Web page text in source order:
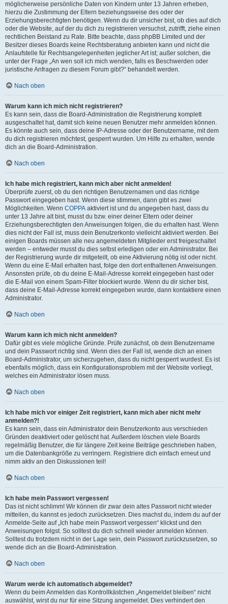
möglicherweise persönliche Daten von Kindern unter 13 Jahren erheben,
hierzu die Zustimmung der Eltern beziehungsweise des oder der
Erziehungsberechtigten benötigen. Wenn du dir unsicher bist, ob dies auf dich
oder die Website, auf der du dich zu registrieren versuchst, zutrifft, ziehe einen
rechtlichen Beistand zu Rate. Bitte beachte, dass phpBB Limited und der
Besitzer dieses Boards keine Rechtsberatung anbieten kann und nicht die
Anlaufstelle für Rechtsangelegenheiten jeglicher Art ist; außer solchen, die
unter der Frage „An wen soll ich mich wenden, falls es Beschwerden oder
juristische Anfragen zu diesem Forum gibt?“ behandelt werden.
Nach oben
Warum kann ich mich nicht registrieren?
Es kann sein, dass die Board-Administration die Registrierung komplett
ausgeschaltet hat, damit sich keine neuen Benutzer mehr anmelden können.
Es könnte auch sein, dass deine IP-Adresse oder der Benutzername, mit dem
du dich registrieren möchtest, gesperrt wurden. Um Hilfe zu erhalten, wende
dich an die Board-Administration.
Nach oben
Ich habe mich registriert, kann mich aber nicht anmelden!
Überprüfe zuerst, ob du den richtigen Benutzernamen und das richtige
Passwort eingegeben hast. Wenn diese stimmen, dann gibt es zwei
Möglichkeiten. Wenn COPPA aktiviert ist und du angegeben hast, dass du
unter 13 Jahre alt bist, musst du bzw. einer deiner Eltern oder deiner
Erziehungsberechtigten den Anweisungen folgen, die du erhalten hast. Wenn
dies nicht der Fall ist, muss dein Benutzerkonto vielleicht aktiviert werden. Bei
einigen Boards müssen alle neu angemeldeten Mitglieder erst freigeschaltet
werden – entweder musst du dies selbst erledigen oder ein Administrator. Bei
der Registrierung wurde dir mitgeteilt, ob eine Aktivierung nötig ist oder nicht.
Wenn du eine E-Mail erhalten hast, folge den dort enthaltenen Anweisungen.
Ansonsten prüfe, ob du deine E-Mail-Adresse korrekt eingegeben hast oder
die E-Mail von einem Spam-Filter blockiert wurde. Wenn du dir sicher bist,
dass deine E-Mail-Adresse korrekt eingegeben wurde, dann kontaktiere einen
Administrator.
Nach oben
Warum kann ich mich nicht anmelden?
Dafür gibt es viele mögliche Gründe. Prüfe zunächst, ob dein Benutzername
und dein Passwort richtig sind. Wenn dies der Fall ist, wende dich an einen
Board-Administrator, um sicherzugehen, dass du nicht gesperrt wurdest. Es ist
ebenfalls möglich, dass ein Konfigurationsproblem mit der Website vorliegt,
welches ein Administrator lösen muss.
Nach oben
Ich habe mich vor einiger Zeit registriert, kann mich aber nicht mehr
anmelden?!
Es kann sein, dass ein Administrator dein Benutzerkonto aus verschieden
Gründen deaktiviert oder gelöscht hat. Außerdem löschen viele Boards
regelmäßig Benutzer, die für längere Zeit keine Beiträge geschrieben haben,
um die Datenbankgröße zu verringern. Registriere dich einfach erneut und
nimm aktiv an den Diskussionen teil!
Nach oben
Ich habe mein Passwort vergessen!
Das ist nicht schlimm! Wir können dir zwar dein altes Passwort nicht wieder
mitteilen, du kannst es jedoch zurücksetzen. Dies machst du, indem du auf der
Anmelde-Seite auf „Ich habe mein Passwort vergessen“ klickst und den
Anweisungen folgst. So solltest du dich schnell wieder anmelden können.
Solltest du trotzdem nicht in der Lage sein, dein Passwort zurückzusetzen, so
wende dich an die Board-Administration.
Nach oben
Warum werde ich automatisch abgemeldet?
Wenn du beim Anmelden das Kontrollkästchen „Angemeldet bleiben“ nicht
auswählst, wirst du nur für eine Sitzung angemeldet. Dies verhindert den